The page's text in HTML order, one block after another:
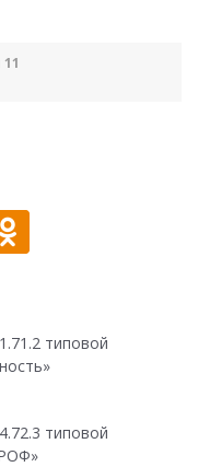
типовой
типовой